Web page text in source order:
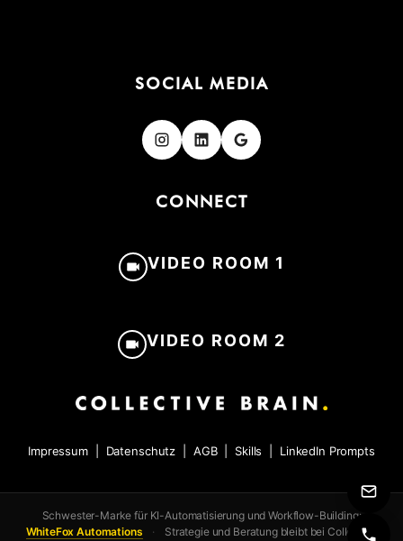
SOCIAL MEDIA
CONNECT
VIDEO ROOM 1
VIDEO ROOM 2
Impressum Datenschutz AGB Skills LinkedIn Prompts
Schwester-Marke für KI-Automatisierung und Workflow-Building:
WhiteFox Automations
·
Strategie und Beratung bleibt bei Collective